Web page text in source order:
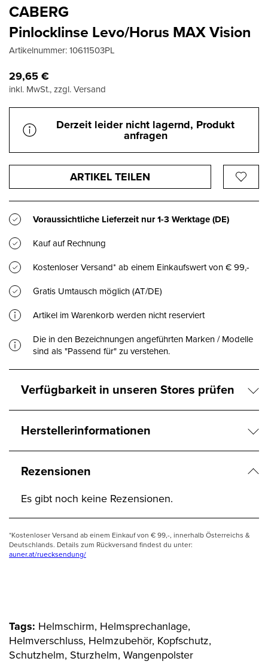
CABERG
Pinlocklinse Levo/Horus MAX Vision
Artikelnummer:10611503PL
29,65€
inkl. MwSt., zzgl. Versand
Derzeit leider nicht lagernd, Produkt
anfragen
ARTIKEL TEILEN
Voraussichtliche Lieferzeit nur1-3 Werktage(DE)
Kauf auf Rechnung
Kostenloser Versand* ab einem Einkaufswert von € 99,-
Gratis Umtausch möglich (AT/DE)
Artikel im Warenkorb werden nicht reserviert
Die in den Bezeichnungen angeführten Marken / Modelle
sind als "Passend für" zu verstehen.
Verfügbarkeit in unseren Stores prüfen
Herstellerinformationen
Rezensionen
Es gibt noch keine Rezensionen.
*Kostenloser Versand ab einem Einkauf von € 99,-, innerhalb Österreichs &
Deutschlands. Details zum Rückversand findest du unter:
auner.at/ruecksendung/
Tags: Helmschirm, Helmsprechanlage,
Helmverschluss, Helmzubehör, Kopfschutz,
Schutzhelm, Sturzhelm, Wangenpolster